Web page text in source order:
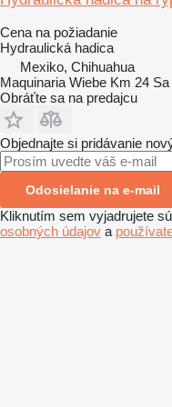
Cena na požiadanie
Hydraulická hadica
Mexiko, Chihuahua
Maquinaria Wiebe Km 24 Sa
Obráťte sa na predajcu
Objednajte si pridávanie
Odosielanie na e-mail
Kliknutím sem vyjadrujete
osobných údajov a